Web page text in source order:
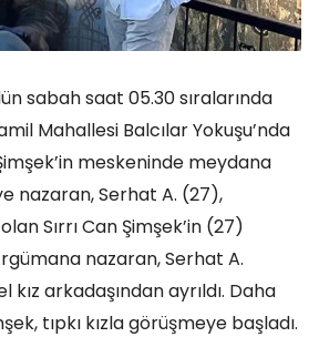
sabah saat 05.30 sıralarında
Mahallesi Balcılar Yokuşu’nda
meskeninde meydana
nazaran, Serhat A. (27),
Sırrı Can Şimşek’in (27)
nazaran, Serhat A.
kız arkadaşından ayrıldı. Daha
tıpkı kızla görüşmeye başladı.